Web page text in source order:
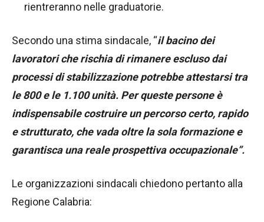
rientreranno nelle graduatorie.
Secondo una stima sindacale, “il bacino dei
lavoratori che rischia di rimanere escluso dai
processi di stabilizzazione potrebbe attestarsi tra
le 800 e le 1.100 unità. Per queste persone è
indispensabile costruire un percorso certo, rapido
e strutturato, che vada oltre la sola formazione e
garantisca una reale prospettiva occupazionale”.
Le organizzazioni sindacali chiedono pertanto alla
Regione Calabria: